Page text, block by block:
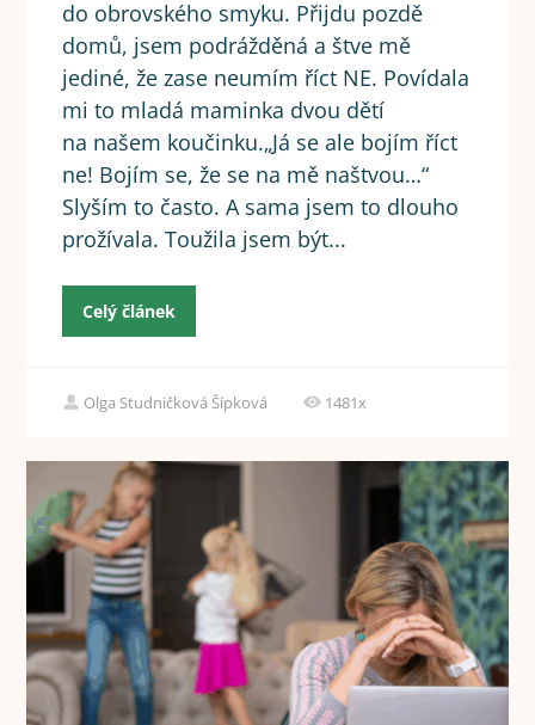
do obrovského smyku. Přijdu pozdě
domů, jsem podrážděná a štve mě
jediné, že zase neumím říct NE. Povídala
mi to mladá maminka dvou dětí
na našem koučinku.„Já se ale bojím říct
ne! Bojím se, že se na mě naštvou…“
Slyším to často. A sama jsem to dlouho
prožívala. Toužila jsem být...
Celý článek
Olga Studničková Šípková 1481x